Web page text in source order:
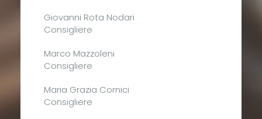
Giovanni Rota Nodari
Consigliere
Marco Mazzoleni
Consigliere
Maria Grazia Cornici
Consigliere